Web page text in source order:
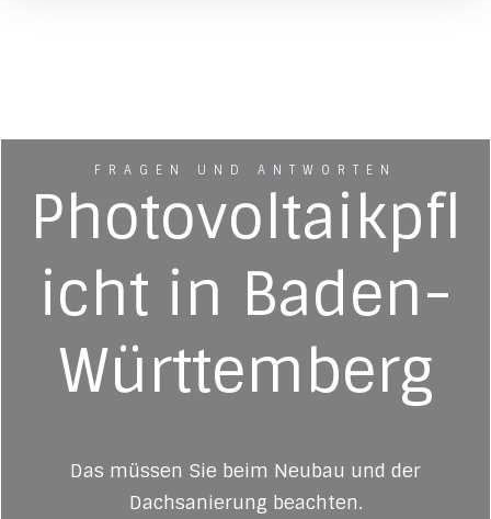
FRAGEN UND ANTWORTEN
Photovoltaikpfl
icht in Baden-
Württemberg
Das müssen Sie beim Neubau und der
Dachsanierung beachten.